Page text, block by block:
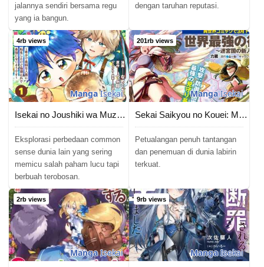
jalannya sendiri bersama regu
yang ia bangun.
dengan taruhan reputasi.
4rb views
MangaIsekai
Isekai no Joushiki wa Muzukashii: Kishou de Saijaku na Hitozoku ni Tensei Shita Kedo Butsuri Igai de Saikyou ni Nari Sou Desu
Eksplorasi perbedaan common
sense dunia lain yang sering
memicu salah paham lucu tapi
berbuah terobosan.
201rb views
MangaIsekai
Sekai Saikyou no Kouei: Meikyuukoku no Shinjin Tansakusha
Petualangan penuh tantangan
dan penemuan di dunia labirin
terkuat.
2rb views
MangaIsekai
9rb views
MangaIsekai